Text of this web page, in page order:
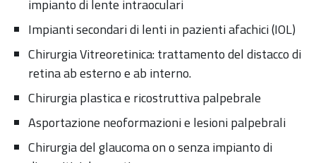
impianto di lente intraoculari
Impianti secondari di lenti in pazienti afachici (IOL)
Chirurgia Vitreoretinica: trattamento del distacco di
retina ab esterno e ab interno.
Chirurgia plastica e ricostruttiva palpebrale
Asportazione neoformazioni e lesioni palpebrali
Chirurgia del glaucoma on o senza impianto di